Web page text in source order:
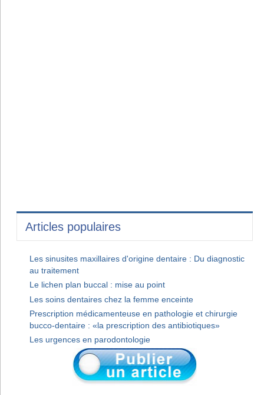
Articles populaires
Les sinusites maxillaires d'origine dentaire : Du diagnostic
au traitement
Le lichen plan buccal : mise au point
Les soins dentaires chez la femme enceinte
Prescription médicamenteuse en pathologie et chirurgie
bucco-dentaire : «la prescription des antibiotiques»
Les urgences en parodontologie